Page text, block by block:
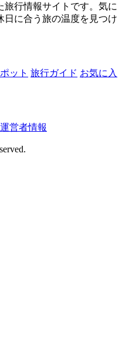
行情報サイトです。気に
日に合う旅の温度を見つけ
ット 旅行ガイド お気に入
運営者情報